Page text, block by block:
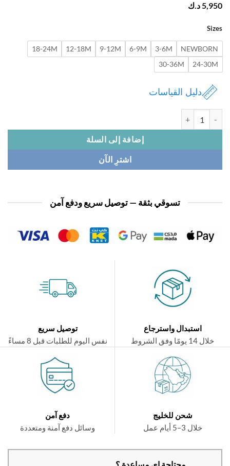
د.ك
3-6M
6-9M
9-12M
12-18M
18-24M
24-
30-36M
دليل القياسات
إضافة إلى السلة
اشترِ الآن
تسوقي بثقة — توصيل سريع ودفع آمن
استبدال واسترجاع
توصيل سريع
نفس اليوم للطلبات قبل 8 مساءً
شحن للخليج
دفع آمن
وسائل دفع آمنة ومتعددة
محتاجة اي مساعدة ؟